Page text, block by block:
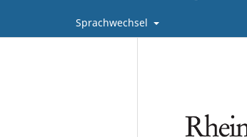
Sprachwechsel